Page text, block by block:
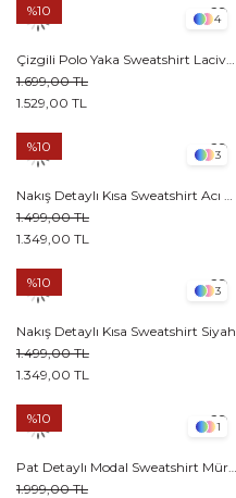
4
1.529,00 TL
1.699,00 TL
%10
3
1.349,00 TL
1.499,00 TL
%10
3
Nakış Detaylı Kısa Sweatshirt Siyah
1.349,00 TL
1.499,00 TL
%10
1
1.999,00 TL
%10